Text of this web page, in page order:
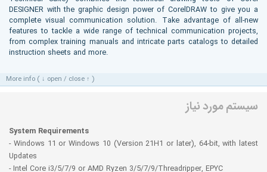
DESIGNER with the graphic design power of CorelDRAW to give you a
complete visual communication solution. Take advantage of all-new
features to tackle a wide range of technical communication projects,
from complex training manuals and intricate parts catalogs to detailed
instruction sheets and more.
More info ( ↓ open / close ↑ )
سیستم مورد نیاز
System Requirements
- Windows 11 or Windows 10 (Version 21H1 or later), 64-bit, with latest
Updates
- Intel Core i3/5/7/9 or AMD Ryzen 3/5/7/9/Threadripper, EPYC